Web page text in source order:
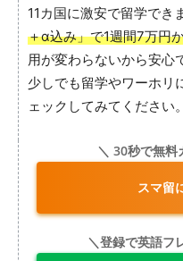
11カ国に激安で留学でき
＋α込み」で1週間7万円
用が変わらないから安心
少しでも留学やワーホリ
ェックしてみてください。
＼ 30秒で無料
スマ留
＼登録で英語フ